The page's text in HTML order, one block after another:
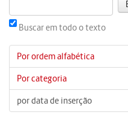
Buscar em todo o texto
Por ordem alfabética
Por categoria
por data de inserção